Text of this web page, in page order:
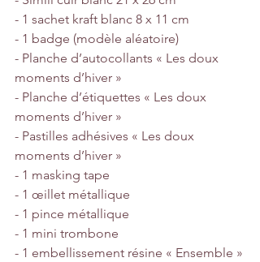
- 1 sachet kraft blanc 8 x 11 cm
- 1 badge (modèle aléatoire)
- Planche d’autocollants « Les doux
moments d’hiver »
- Planche d’étiquettes « Les doux
moments d’hiver »
- Pastilles adhésives « Les doux
moments d’hiver »
- 1 masking tape
- 1 œillet métallique
- 1 pince métallique
- 1 mini trombone
- 1 embellissement résine « Ensemble »